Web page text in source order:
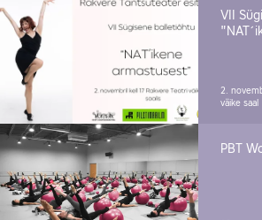
VII
2.
väike saal
PBT